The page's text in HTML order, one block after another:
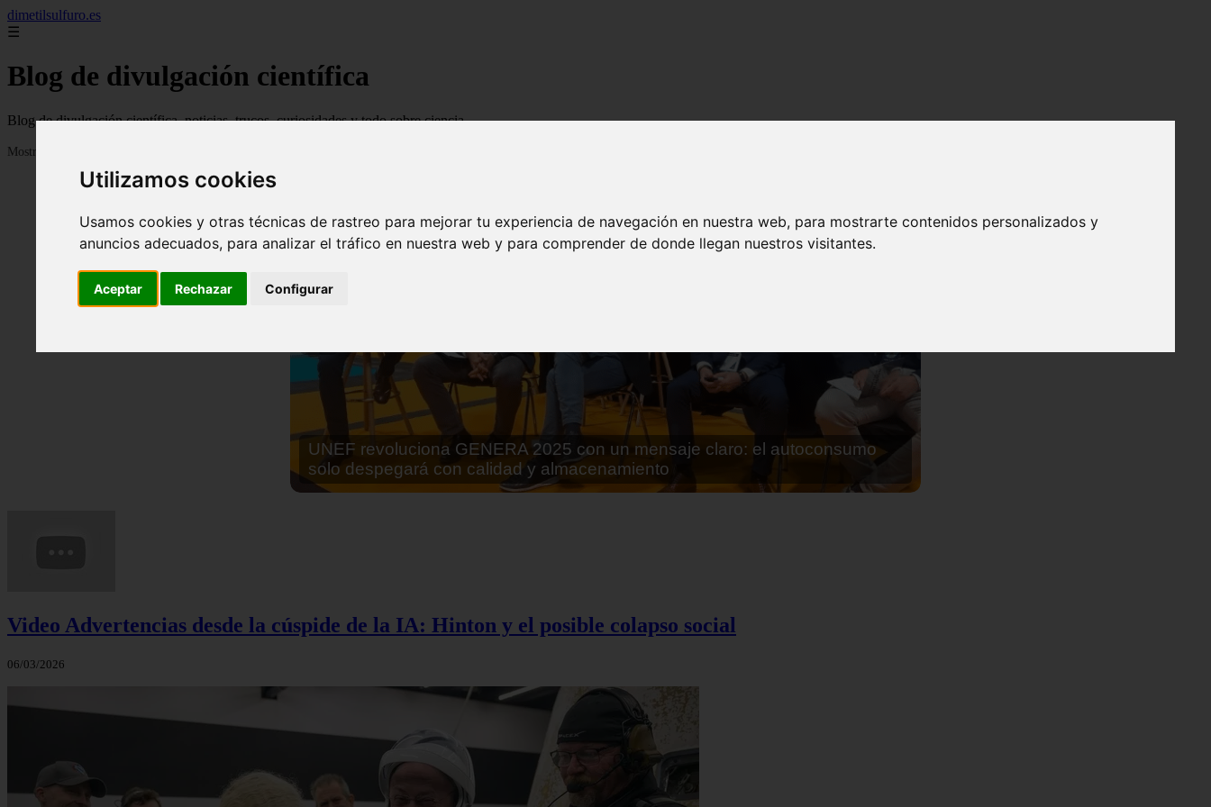
Utilizamos cookies
Usamos cookies y otras técnicas de rastreo para mejorar tu experiencia de navegación en nuestra web, para mostrarte contenidos personalizados y
anuncios adecuados, para analizar el tráfico en nuestra web y para comprender de donde llegan nuestros visitantes.
Aceptar Rechazar Configurar
dimetilsulfuro.es
☰
Blog de divulgación científica
Blog de divulgación científica, noticias, trucos, curiosidades y todo sobre ciencia
Mostrando 1 - 24 de 907 artículos
En África harán lo que parecía imposible: Utilizarán moléculas de agua para
cocinar sus alimentos
Video Advertencias desde la cúspide de la IA: Hinton y el posible colapso social
06/03/2026